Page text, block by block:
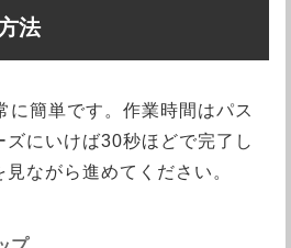
法
に簡単です。作業時間はパス
ズにいけば30秒ほどで完了し
ながら進めてください。